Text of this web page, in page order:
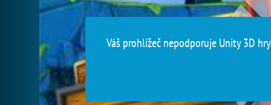
Váš prohlížeč nepodporuje Unity 3D